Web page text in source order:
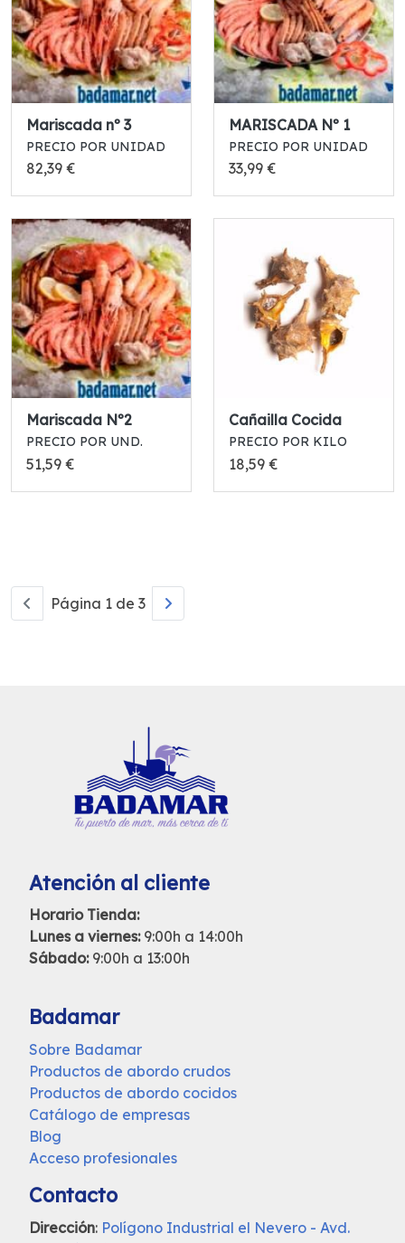
Mariscada nº 3
PRECIO POR UNIDAD
82,39 €
MARISCADA Nº 1
PRECIO POR UNIDAD
33,99 €
Mariscada Nº2
PRECIO POR UND.
51,59 €
Cañailla Cocida
PRECIO POR KILO
18,59 €
Página 1 de 3
Atención al cliente
Horario Tienda:
Lunes a viernes:9:00h a 14:00h
Sábado: 9:00h a 13:00h
Badamar
Sobre Badamar
Productos de abordo crudos
Productos de abordo cocidos
Catálogo de empresas
Blog
Acceso profesionales
Contacto
Dirección: Polígono Industrial el Nevero - Avd.